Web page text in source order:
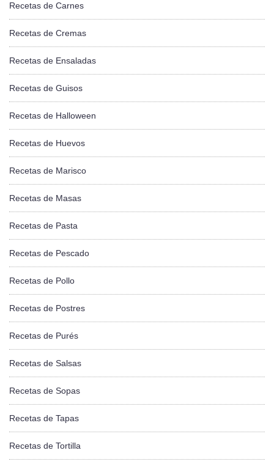
Recetas de Carnes
Recetas de Cremas
Recetas de Ensaladas
Recetas de Guisos
Recetas de Halloween
Recetas de Huevos
Recetas de Marisco
Recetas de Masas
Recetas de Pasta
Recetas de Pescado
Recetas de Pollo
Recetas de Postres
Recetas de Purés
Recetas de Salsas
Recetas de Sopas
Recetas de Tapas
Recetas de Tortilla